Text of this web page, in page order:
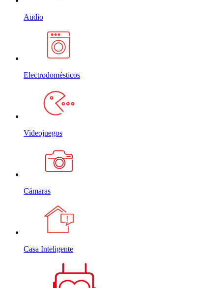
Audio
Electrodomésticos
Videojuegos
Cámaras
Casa Inteligente